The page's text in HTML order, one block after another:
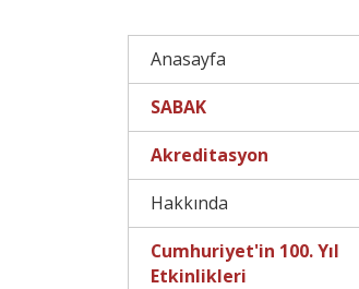
Anasayfa
SABAK
Akreditasyon
Hakkında
Cumhuriyet'in 100. Yıl
Etkinlikleri